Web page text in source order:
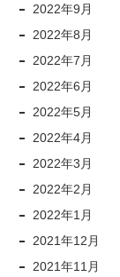
2022年9月
2022年8月
2022年7月
2022年6月
2022年5月
2022年4月
2022年3月
2022年2月
2022年1月
2021年12月
2021年11月